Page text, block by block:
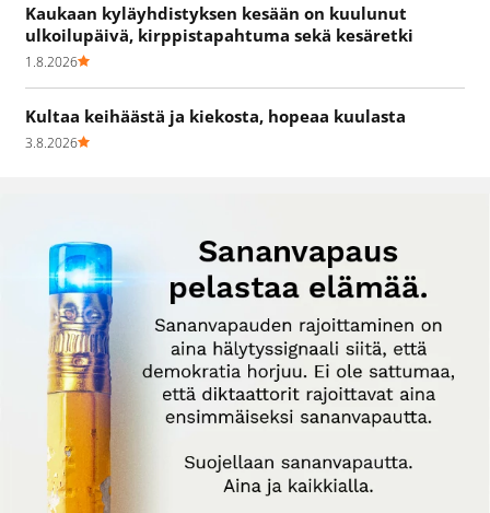
Kaukaan kyläyhdistyksen kesään on kuulunut
ulkoilupäivä, kirppistapahtuma sekä kesäretki
1.8.2026
Kultaa keihäästä ja kiekosta, hopeaa kuulasta
3.8.2026